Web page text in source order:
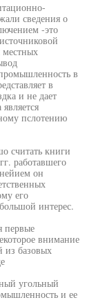
сведения о
-это
местных
в
в
и не дает
пслотению
считать книги
работавшего
он
его
интерес.
первые
внимание
из базовых
угольный
и ее